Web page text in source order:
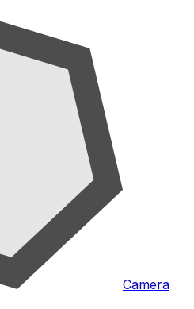
Camera